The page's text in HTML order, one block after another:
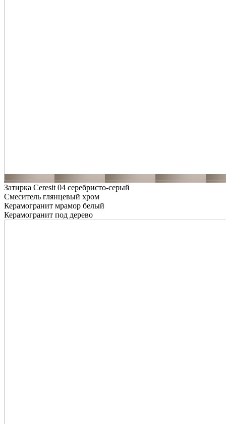
Затирка Ceresit 04 серебристо-серый
Смеситель глянцевый хром
Керамогранит мрамор белый
Керамогранит под дерево